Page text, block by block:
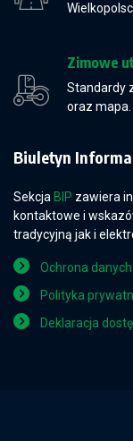
Zimowe
Standardy
oraz mapa.
Biuletyn
Sekcja BIP zawiera
kontaktowe i
tradycyjną jak i
Ochrona
Polityka
Deklaracja